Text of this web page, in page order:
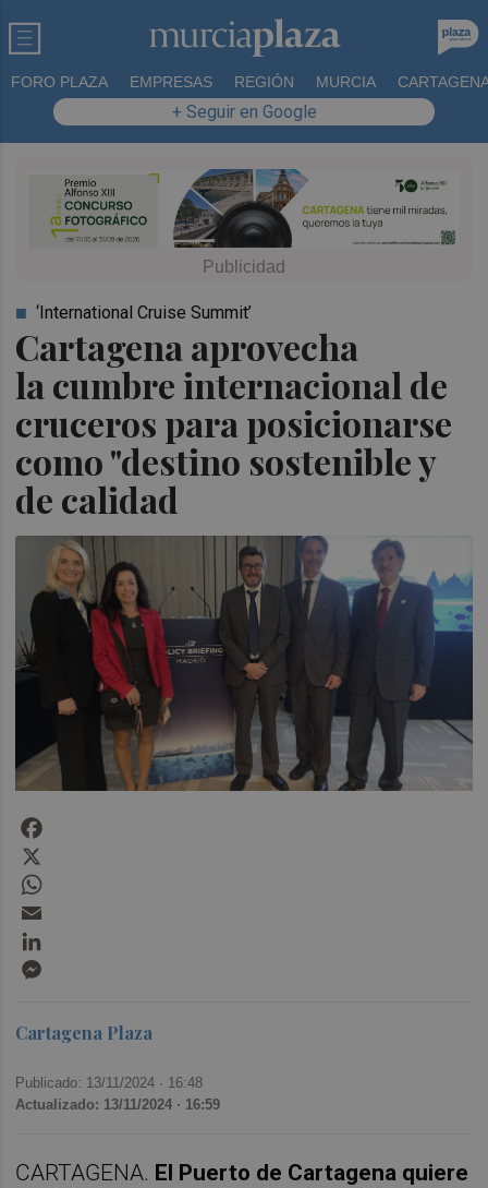
FORO PLAZA EMPRESAS REGIÓN MURCIA
+ Seguir en Google
Cartagena aprovecha
la cumbre internacional de
cruceros para posicionarse
como "destino sostenible y
de calidad
‘International Cruise Summit’
Cartagena Plaza
Publicado: 13/11/2024 · 16:48
Actualizado: 13/11/2024 · 16:59
CARTAGENA. El Puerto de Cartagena quiere